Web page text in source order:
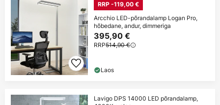
RRP -119,00 €
Arcchio LED-põrandalamp Logan Pro,
hõbedane, andur, dimmeriga
395,90 €
RRP514,90 €
Laos
Lavigo DPS 14000 LED põrandalamp,